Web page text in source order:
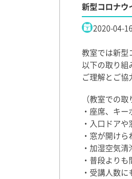
新型コロナウ
2020-04-16
教室では新型
以下の取り組
ご理解とご協
（教室での取
・座席、キ
・入口ドア
・窓が開け
・加湿空気
・普段より
・受講人数